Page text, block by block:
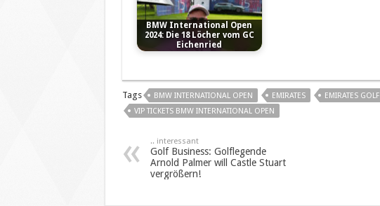
BMW International Open
2024: Die 18 Löcher vom GC
Eichenried
Tags BMW INTERNATIONAL OPEN EMIRATES EMIRATES GOLF
VIP TICKETS BMW INTERNATIONAL OPEN
.. interessant
Golf Business: Golflegende
Arnold Palmer will Castle Stuart
vergrößern!